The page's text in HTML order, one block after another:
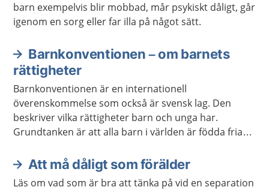
barn exempelvis blir mobbad, mår psykiskt dåligt, går
igenom en sorg eller far illa på något sätt.
Barnkonventionen – om barnets
rättigheter
Barnkonventionen är en internationell
överenskommelse som också är svensk lag. Den
beskriver vilka rättigheter barn och unga har.
Grundtanken är att alla barn i världen är födda fria
barn och unga fram till den dag man fyller 18 år.
Att må dåligt som förälder
Läs om vad som är bra att tänka på vid en separation